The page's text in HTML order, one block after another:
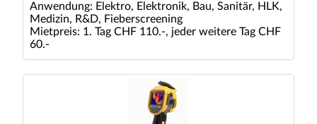
Anwendung: Elektro, Elektronik, Bau, Sanitär, HLK,
Medizin, R&D, Fieberscreening
Mietpreis: 1. Tag CHF 110.-, jeder weitere Tag CHF
60.-